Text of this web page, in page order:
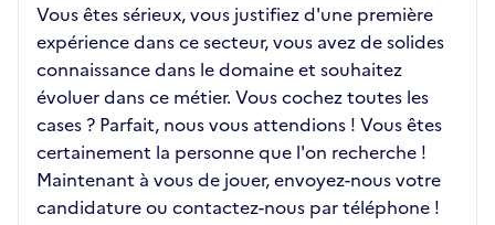
Vous êtes sérieux, vous justifiez d'une première
expérience dans ce secteur, vous avez de solides
connaissance dans le domaine et souhaitez
évoluer dans ce métier. Vous cochez toutes les
cases ? Parfait, nous vous attendions ! Vous êtes
certainement la personne que l'on recherche !
Maintenant à vous de jouer, envoyez-nous votre
candidature ou contactez-nous par téléphone !